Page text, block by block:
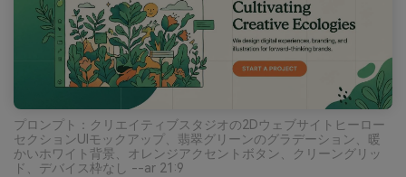
プロンプト：クリエイティブスタジオの2Dウェブサイトヒーロー
セクションUIモックアップ、翡翠グリーンのグラデーション、暖
かいホワイト背景、オレンジアクセントボタン、クリーングリッ
ド、デバイス枠なし --ar 21:9